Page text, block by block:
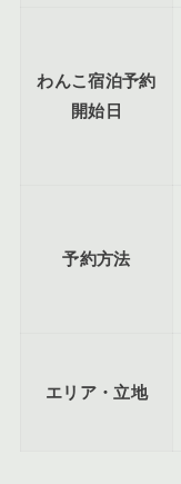
わんこ宿泊予約
開始日
予約方法
エリア・立地